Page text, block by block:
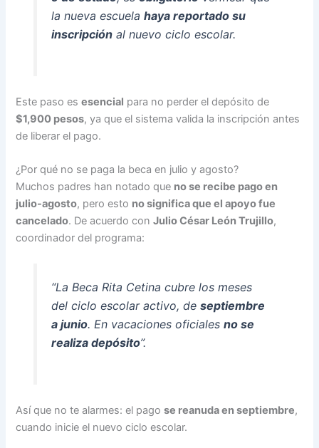
la nueva escuela haya reportado su
inscripciónal nuevo ciclo escolar.
Este paso esesencial para no perder el depósito de
$1,900 pesos, ya que el sistema valida la inscripción antes
de liberar el pago.
¿Por qué no se paga la beca en julio y agosto?
Muchos padres han notado que no se recibe pago en
julio-agosto, pero esto no significa que el apoyo fue
cancelado. De acuerdo conJulio César León Trujillo,
coordinador del programa:
“La Beca Rita Cetina cubre los meses
del ciclo escolar activo, de septiembre
a junio. En vacaciones oficiales no se
realiza depósito”.
Así que no te alarmes: el pagose reanuda en septiembre,
cuando inicie el nuevo ciclo escolar.